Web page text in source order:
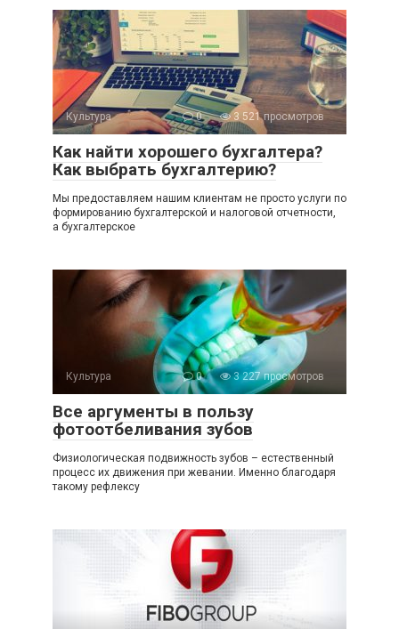
Культура 0 3 521 просмотров
Как найти хорошего бухгалтера?
Как выбрать бухгалтерию?
Мы предоставляем нашим клиентам не просто услуги по
формированию бухгалтерской и налоговой отчетности,
а бухгалтерское
Культура 0 3 227 просмотров
Все аргументы в пользу
фотоотбеливания зубов
Физиологическая подвижность зубов – естественный
процесс их движения при жевании. Именно благодаря
такому рефлексу